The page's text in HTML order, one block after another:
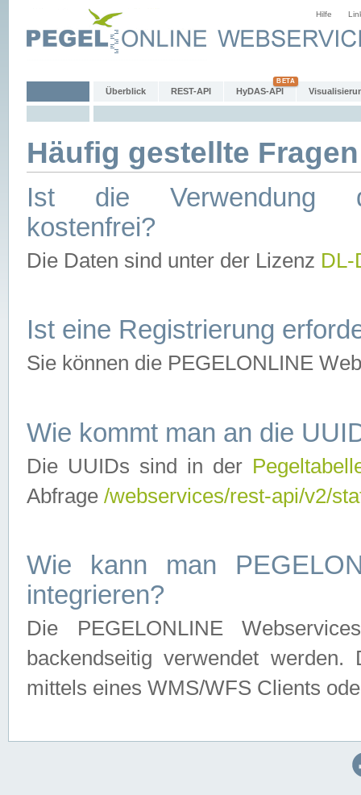
Hilfe
Überblick REST-API HyDAS-API
Häufig gestellte
Ist die Verwendung
kostenfrei?
Die Daten sind unter der Lizenz
Ist eine Registrierung
Sie können die PEGELONLINE
Wie kommt man an die
Die UUIDs sind in der
Abfrage /webservices/rest-api/v2/
Wie kann man
integrieren?
Die PEGELONLINE
backendseitig verwendet
mittels eines WMS/WFS Clients